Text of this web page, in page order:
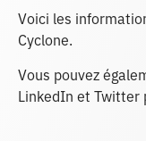
Voici les
Cyclone.
Vous pouvez
LinkedIn et Twitter